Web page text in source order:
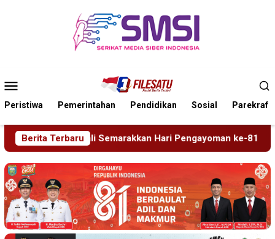
Mobile
Peristiwa Pemerintahan Pendidikan Sosial Parekraf
Berita Terbaru
Hari Pengayoman ke-81 Tragedi Proyek Masjid